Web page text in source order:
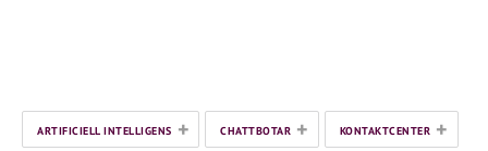
ARTIFICIELL INTELLIGENS + CHATTBOTAR + KONTAKTCENTER +